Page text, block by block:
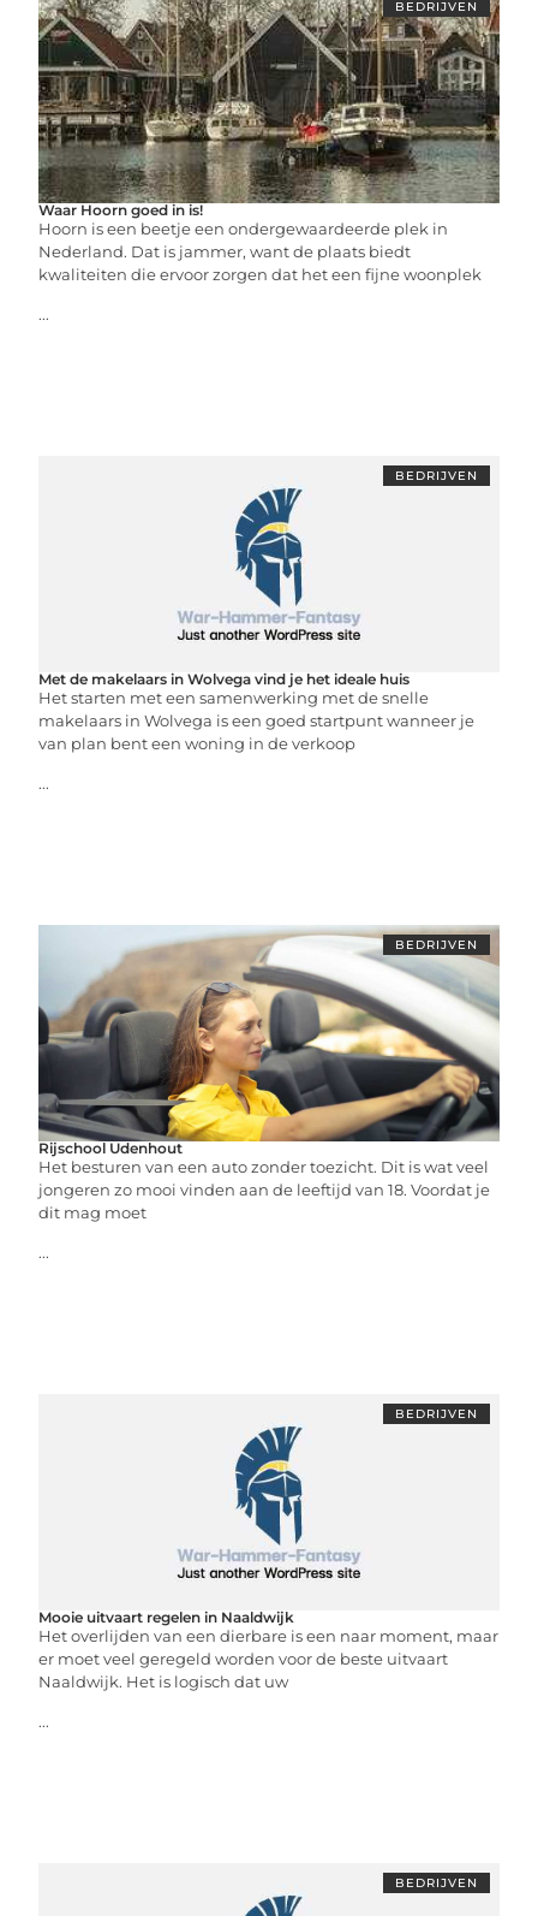
BEDRIJVEN
Waar Hoorn goed in is!
Hoorn is een beetje een ondergewaardeerde plek in
Nederland. Dat is jammer, want de plaats biedt
kwaliteiten die ervoor zorgen dat het een fijne woonplek
...
BEDRIJVEN
Met de makelaars in Wolvega vind je het ideale huis
Het starten met een samenwerking met de snelle
makelaars in Wolvega is een goed startpunt wanneer je
van plan bent een woning in de verkoop
...
BEDRIJVEN
Rijschool Udenhout
Het besturen van een auto zonder toezicht. Dit is wat veel
jongeren zo mooi vinden aan de leeftijd van 18. Voordat je
dit mag moet
...
BEDRIJVEN
Mooie uitvaart regelen in Naaldwijk
Het overlijden van een dierbare is een naar moment, maar
er moet veel geregeld worden voor de beste uitvaart
Naaldwijk. Het is logisch dat uw
...
BEDRIJVEN